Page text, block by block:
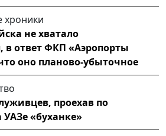
хроники
не хватало
в ответ ФКП «Аэропорты
оно планово-убыточное
проехав по
«буханке»